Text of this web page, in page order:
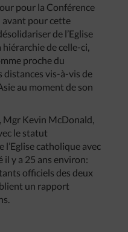
pour la Conférence
avant pour cette
de l’Eglise
de celle-ci,
proche du
distances vis-à-vis de
au moment de son
Mgr Kevin McDonald,
le statut
l’Eglise catholique avec
il y a 25 ans environ:
officiels des deux
un rapport